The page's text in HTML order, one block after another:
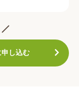
し込む